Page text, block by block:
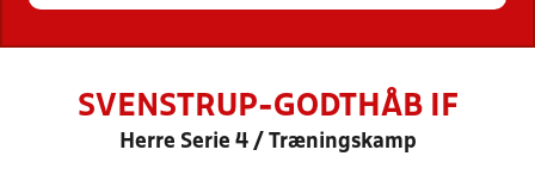
SVENSTRUP-GODTHÅB IF
Herre Serie 4 / Træningskamp